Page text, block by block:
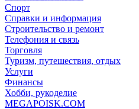
Спорт
Справки и информация
Строительство и ремонт
Телефония и связь
Торговля
Туризм, путешествия, отдых
Услуги
Финансы
Хобби, рукоделие
MEGAPOISK.COM